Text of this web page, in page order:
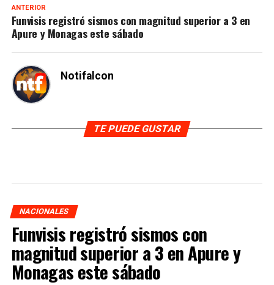
ANTERIOR
Funvisis registró sismos con magnitud superior a 3 en
Apure y Monagas este sábado
Notifalcon
TE PUEDE GUSTAR
NACIONALES
Funvisis registró sismos con
magnitud superior a 3 en Apure y
Monagas este sábado